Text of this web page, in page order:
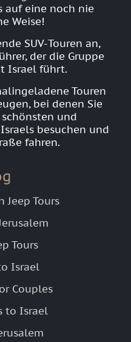
auf eine noch nie
Weise!
SUV-Touren an,
der die Gruppe
Israel führt.
Touren
bei denen Sie
und
besuchen und
fahren.
Jeep Tours
Tours
Israel
Couples
to Israel